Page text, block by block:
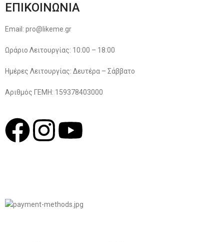
ΕΠΙΚΟΙΝΩΝΙΑ
Email: pro@likeme.gr
Ωράριο Λειτουργίας: 10:00 – 18:00
Ημέρες Λειτουργίας: Δευτέρα – Σάββατο
Αριθμός ΓΕΜΗ: 159378403000